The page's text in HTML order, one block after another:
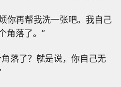
你再帮我洗一张吧。我自己
角落了。”
落了？就是说，你自己无